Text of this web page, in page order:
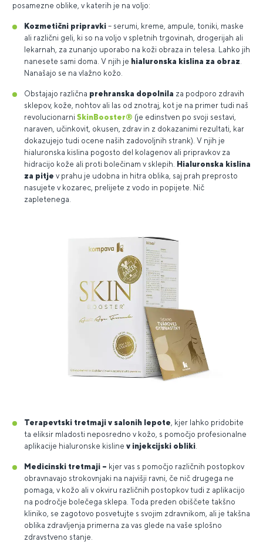
posamezne oblike, v katerih je na voljo:
Kozmetični pripravki – serumi, kreme, ampule, toniki, maske
ali različni geli, ki so na voljo v spletnih trgovinah, drogerijah ali
lekarnah, za zunanjo uporabo na koži obraza in telesa. Lahko jih
nanesete sami doma. V njih je hialuronska kislina za obraz
Nanašajo se na vlažno kožo.
Obstajajo različna prehranska dopolnila za podporo zdravih
sklepov, kože, nohtov ali las od znotraj, kot je na primer tudi naš
revolucionarni SkinBooster® (je edinstven po svoji sestavi,
naraven, učinkovit, okusen, zdrav in z dokazanimi rezultati, kar
dokazujejo tudi ocene naših zadovoljnih strank). V njih je
hialuronska kislina pogosto del kolagenov ali pripravkov za
hidracijo kože ali proti bolečinam v sklepih.
Hialuronska kislina
za pitje v prahu je udobna in hitra oblika, saj prah preprosto
nasujete v kozarec, prelijete z vodo in popijete. Nič
zapletenega.
Terapevtski tretmaji v salonih lepote, kjer lahko pridobite
ta eliksir mladosti neposredno v kožo, s pomočjo profesionalne
aplikacije hialuronske kisline v injekcijski obliki.
Medicinski tretmaji – kjer vas s pomočjo različnih postopkov
obravnavajo strokovnjaki na najvišji ravni, če nič drugega ne
pomaga, v kožo ali v okviru različnih postopkov tudi z aplikacijo
na področje bolečega sklepa. Toda preden obiščete takšno
kliniko, se zagotovo posvetujte s svojim zdravnikom, ali je takšna
oblika zdravljenja primerna za vas glede na vaše splošno
zdravstveno stanje.